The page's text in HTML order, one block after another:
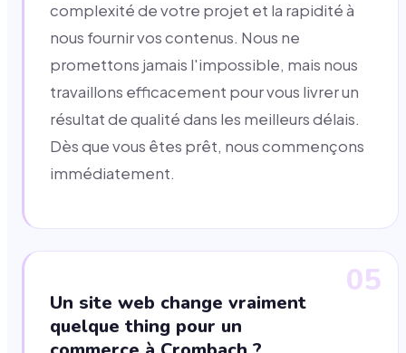
complexité de votre projet et la rapidité à
nous fournir vos contenus. Nous ne
promettons jamais l'impossible, mais nous
travaillons efficacement pour vous livrer un
résultat de qualité dans les meilleurs délais.
Dès que vous êtes prêt, nous commençons
immédiatement.
05
Un site web change vraiment
quelque thing pour un